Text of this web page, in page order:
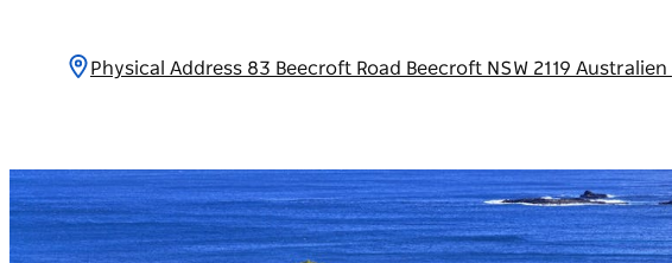
Physical Address 83 Beecroft Road Beecroft NSW 2119 Australien